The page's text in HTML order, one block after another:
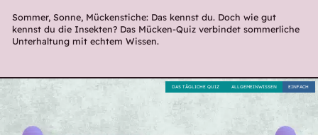
Sommer, Sonne, Mückenstiche: Das kennst du. Doch wie gut
kennst du die Insekten? Das Mücken-Quiz verbindet sommerliche
Unterhaltung mit echtem Wissen.
EINFACH
ALLGEMEINWISSEN
DAS TÄGLICHE QUIZ